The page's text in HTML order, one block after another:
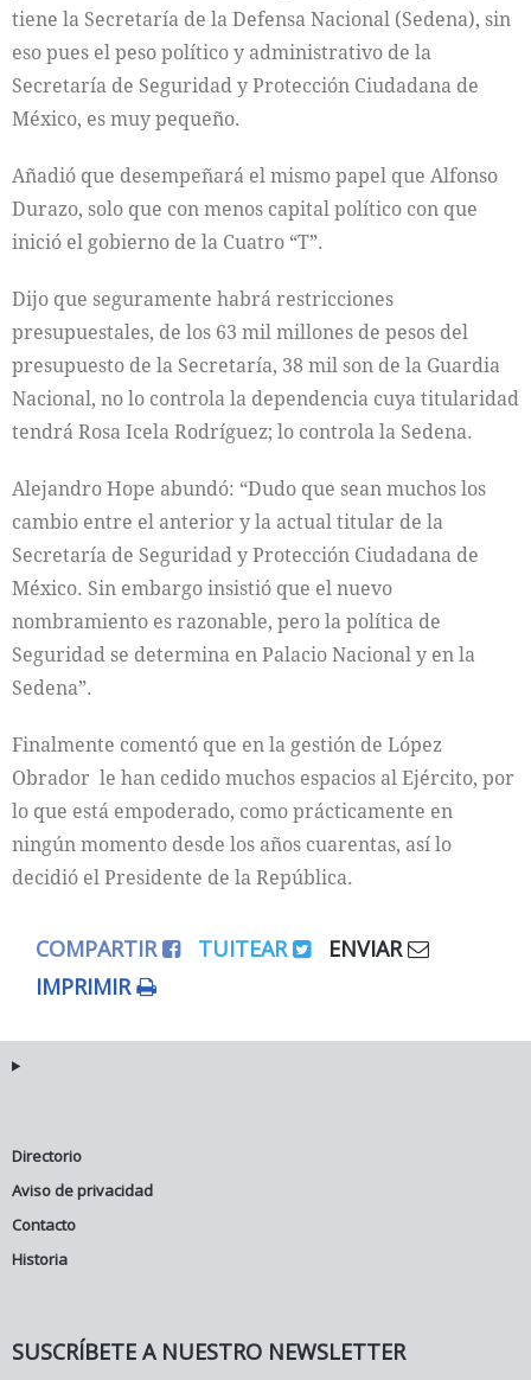
tiene la Secretaría de la Defensa Nacional (Sedena), sin
eso pues el peso político y administrativo de la
Secretaría de Seguridad y Protección Ciudadana de
México, es muy pequeño.
Añadió que desempeñará el mismo papel que Alfonso
Durazo, solo que con menos capital político con que
inició el gobierno de la Cuatro “T”.
Dijo que seguramente habrá restricciones
presupuestales, de los 63 mil millones de pesos del
presupuesto de la Secretaría, 38 mil son de la Guardia
Nacional, no lo controla la dependencia cuya titularidad
tendrá Rosa Icela Rodríguez; lo controla la Sedena.
Alejandro Hope abundó: “Dudo que sean muchos los
cambio entre el anterior y la actual titular de la
Secretaría de Seguridad y Protección Ciudadana de
México. Sin embargo insistió que el nuevo
nombramiento es razonable, pero la política de
Seguridad se determina en Palacio Nacional y en la
Sedena”.
Finalmente comentó que en la gestión de López
Obrador le han cedido muchos espacios al Ejército, por
lo que está empoderado, como prácticamente en
ningún momento desde los años cuarentas, así lo
decidió el Presidente de la República.
COMPARTIR TUITEAR
ENVIAR
IMPRIMIR
Directorio
Aviso de privacidad
Contacto
Historia
SUSCRÍBETE A NUESTRO NEWSLETTER